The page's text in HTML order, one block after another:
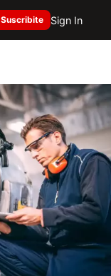
Suscribite Sign In